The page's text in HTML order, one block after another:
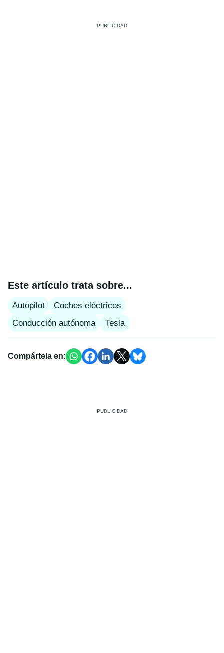
Este artículo trata sobre...
Autopilot
Coches eléctricos
Conducción autónoma
Tesla
Compártela en: